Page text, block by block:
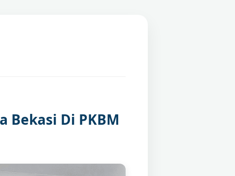
Bekasi Di PKBM